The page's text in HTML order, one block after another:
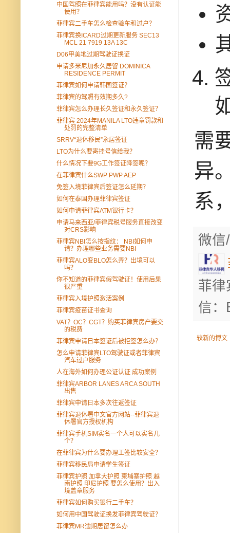
需
异
系
微
菲律
信：
较新的博文
中国驾照在菲律宾能用吗？没有认证能
使用？
菲律宾二手车怎么检查验车和过户？
菲律宾换ICARD过期更新服务 SEC13
MCL 21 7919 13A 13C
D06甲美地过期驾驶证换证
申请多米尼加永久居留 DOMINICA
RESIDENCE PERMIT
菲律宾如何申请韩国签证？
菲律宾的驾照有效期多久?
菲律宾怎么办理长久签证和永久签证？
菲律宾 2024年MANILA LTO违章罚款和
处罚的完整清单
SRRV“退休移民”永居签证
LTO为什么要寄挂号信给我？
什么情况下要9G工作签证降签呢？
在菲律宾什么SWP PWP AEP
免签入境菲律宾后签证怎么延期？
如何在泰国办理菲律宾签证
如何申请菲律宾ATM银行卡？
申请马来西亚/菲律宾税号服务直接改变
对CRS影响
菲律宾NBI怎么按指纹： NBI如何申
请？办理哪些业务需要NBI
菲律宾ALO变BLO怎么弄？出境可以
吗？
你不知道的菲律宾假驾驶证！使用后果
很严重
菲律宾入境护照激活案例
菲律宾疫苗证书查询
VAT？OC？CGT？购买菲律宾房产要交
的税费
菲律宾申请日本签证后被拒签怎么办？
怎么申请菲律宾LTO驾驶证或者菲律宾
汽车过户服务
人在海外如何办理公证认证 成功案例
菲律宾ARBOR LANES ARCA SOUTH
出售
菲律宾申请日本多次往返签证
菲律宾退休署中文官方网站--菲律宾退
休署官方授权机构
菲律宾手机SIM实名一个人可以实名几
个？
在菲律宾为什么要办理工签比较安全？
菲律宾移民局申请学生签证
菲律宾护照 加拿大护照 柬埔寨护照 越
南护照 印尼护照 要怎么使用？出入
境盖章服务
菲律宾如何购买银行二手车？
如何用中国驾驶证换发菲律宾驾驶证？
菲律宾MR逾期居留怎么办